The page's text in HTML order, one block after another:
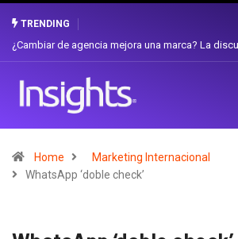
TRENDING
Gabriela Herrera y el arte de cambiarse el
Home
Marketing Internacional
WhatsApp ‘doble check’